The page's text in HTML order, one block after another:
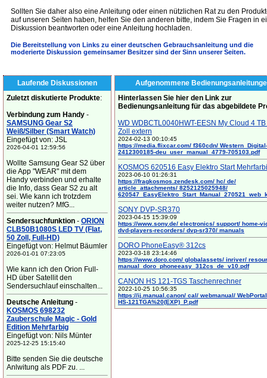
Sollten Sie daher also eine Anleitung oder einen nützlichen Rat zu den
auf unseren Seiten haben, helfen Sie den anderen bitte, indem Sie Fragen in
Diskussion beantworten oder eine Anleitung hochladen.
Die Bereitstellung von Links zu einer deutschen Gebrauchsanleitung und die
moderierte Diskussion gemeinsamer Besitzer sind der Sinn unserer Seiten.
Laufende Diskussionen
Zuletzt diskutierte Produkte:
Verbindung zum Handy -
SAMSUNG Gear S2
Weiß/Silber (Smart Watch)
Eingefügt von: JSL
2026-04-01 12:59:56
Wollte Samsung Gear S2 über
die App "WEAR" mit dem
Handy verbinden und erhalte
die Info, dass Gear S2 zu alt
sei. Wie kann ich trotzdem
weiter nutzen? MfG...
Sendersuchfunktion - ORION
CLB50B1080S LED TV (Flat,
50 Zoll, Full-HD)
Eingefügt von: Helmut Bäumler
2026-01-01 07:23:05
Wie kann ich den Orion Full-
HD über Satellit den
Sendersuchlauf einschalten...
Deutsche Anleitung -
KOSMOS 698232
Zauberschule Magic - Gold
Edition Mehrfarbig
Eingefügt von: Nils Münter
2025-12-25 15:15:40
Bitte senden Sie die deutsche
Anlwitung als PDF zu. ...
Aufgenommene
Hinterlassen Sie hier den Link zur
Bedienungsanleitung für das abgebildete
WD WDBCTL0040HWT-EESN My Cloud 4
Zoll extern
2024-02-13 00:10:45
https://media.flixcar.com/ f360cdn/ Western_Digital-
2412300185-deu_user_manual_4779-705103.pdf
KOSMOS 620516 Easy Elektro Start
2023-06-10 01:26:31
https://fragkosmos.zendesk.com/ hc/ de/
article_attachments/ 8252125025948/
SONY DVP-SR370
2023-04-15 15:39:09
https://www.sony.de/ electronics/ support/ home-
dvd-players-recorders/ dvp-sr370/ manuals
DORO PhoneEasy® 312cs
2023-03-18 23:14:46
https://www.doro.com/ globalassets/ inriver/
manual_doro_phoneeasy_312cs_de_v10.pdf
CANON HS 121-TGS Taschenrechner
2022-10-25 10:56:35
https://ij.manual.canon/ cal/ webmanual/
HS-121TGA%20(EXP)_P.pdf